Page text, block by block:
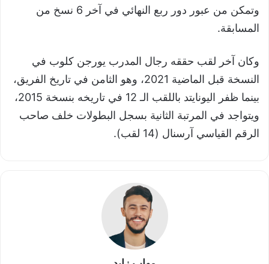
وتمكن من عبور دور ربع النهائي في آخر 6 نسخ من
المسابقة.
وكان آخر لقب حققه رجال المدرب يورجن كلوب في
النسخة قبل الماضية 2021، وهو الثامن في تاريخ الفريق،
بينما ظفر اليونايتد باللقب الـ 12 في تاريخه بنسخة 2015،
ويتواجد في المرتبة الثانية بسجل البطولات خلف صاحب
الرقم القياسي آرسنال (14 لقب).